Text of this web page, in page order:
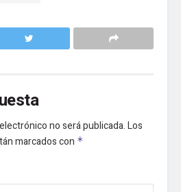
no será publicada.Los
marcados con *